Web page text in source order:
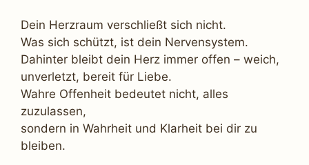
Dein Herzraum verschließt sich nicht.
Was sich schützt, ist dein Nervensystem.
Dahinter bleibt dein Herz immer offen – weich,
unverletzt, bereit für Liebe.
Wahre Offenheit bedeutet nicht, alles
zuzulassen,
sondern in Wahrheit und Klarheit bei dir zu
bleiben.